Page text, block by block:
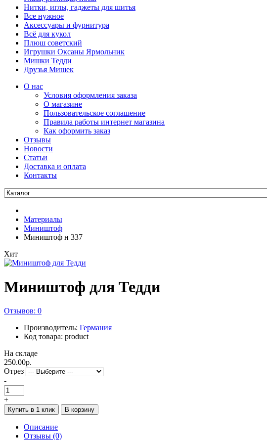
Нитки, иглы, гаджеты для шитья
Все нужное
Аксессуары и фурнитура
Всё для кукол
Плюш советский
Игрушки Оксаны Ярмольник
Мишки Тедди
Друзья Мишек
О нас
Условия оформления заказа
О магазине
Пользовательское соглашение
Правила работы интернет магазина
Как оформить заказ
Отзывы
Новости
Статьи
Доставка и оплата
Контакты
Материалы
Миништоф
Миништоф н 337
Хит
Миништоф для Тедди
Отзывов: 0
Производитель: Германия
Код товара: product
На складе
250.00р.
Отрез
-
+
Купить в 1 клик В корзину
Описание
Отзывы (0)